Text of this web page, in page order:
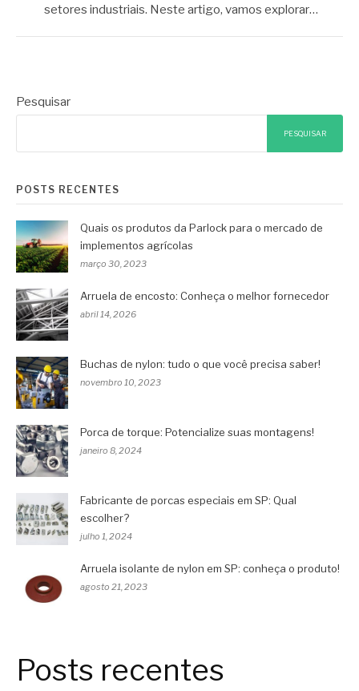
setores industriais. Neste artigo, vamos explorar…
Pesquisar
PESQUISAR
POSTS RECENTES
Quais os produtos da Parlock para o mercado de
implementos agrícolas
março 30, 2023
Arruela de encosto: Conheça o melhor fornecedor
abril 14, 2026
Buchas de nylon: tudo o que você precisa saber!
novembro 10, 2023
Porca de torque: Potencialize suas montagens!
janeiro 8, 2024
Fabricante de porcas especiais em SP: Qual
escolher?
julho 1, 2024
Arruela isolante de nylon em SP: conheça o produto!
agosto 21, 2023
Posts recentes